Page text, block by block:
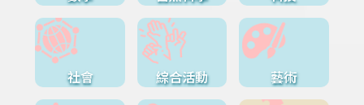
社會 綜合活動 藝術